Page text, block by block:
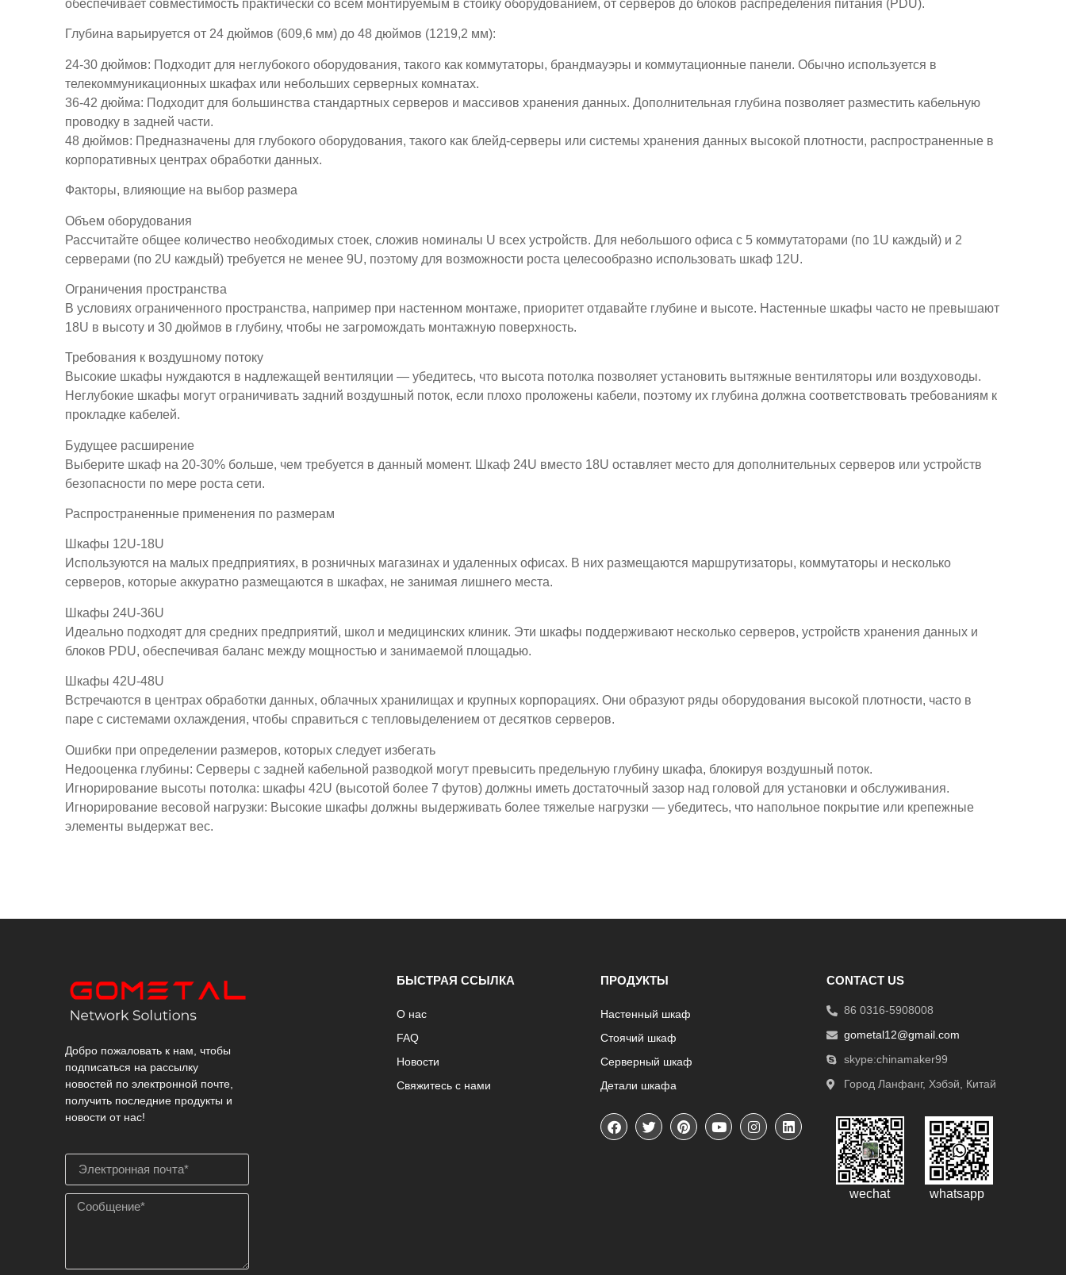
обеспечивает совместимость практически со всем монтируемым в стойку оборудованием, от серверов до блоков распределения питания (PDU).
Глубина варьируется от 24 дюймов (609,6 мм) до 48 дюймов (1219,2 мм):
24-30 дюймов: Подходит для неглубокого оборудования, такого как коммутаторы, брандмауэры и коммутационные панели. Обычно используется в
телекоммуникационных шкафах или небольших серверных комнатах.
36-42 дюйма: Подходит для большинства стандартных серверов и массивов хранения данных. Дополнительная глубина позволяет разместить кабельную
проводку в задней части.
48 дюймов: Предназначены для глубокого оборудования, такого как блейд-серверы или системы хранения данных высокой плотности, распространенные в
корпоративных центрах обработки данных.
Факторы, влияющие на выбор размера
Объем оборудования
Рассчитайте общее количество необходимых стоек, сложив номиналы U всех устройств. Для небольшого офиса с 5 коммутаторами (по 1U каждый) и 2
серверами (по 2U каждый) требуется не менее 9U, поэтому для возможности роста целесообразно использовать шкаф 12U.
Ограничения пространства
В условиях ограниченного пространства, например при настенном монтаже, приоритет отдавайте глубине и высоте. Настенные шкафы часто не превышают
18U в высоту и 30 дюймов в глубину, чтобы не загромождать монтажную поверхность.
Требования к воздушному потоку
Высокие шкафы нуждаются в надлежащей вентиляции — убедитесь, что высота потолка позволяет установить вытяжные вентиляторы или воздуховоды.
Неглубокие шкафы могут ограничивать задний воздушный поток, если плохо проложены кабели, поэтому их глубина должна соответствовать требованиям к
прокладке кабелей.
Будущее расширение
Выберите шкаф на 20-30% больше, чем требуется в данный момент. Шкаф 24U вместо 18U оставляет место для дополнительных серверов или устройств
безопасности по мере роста сети.
Распространенные применения по размерам
Шкафы 12U-18U
Используются на малых предприятиях, в розничных магазинах и удаленных офисах. В них размещаются маршрутизаторы, коммутаторы и несколько
серверов, которые аккуратно размещаются в шкафах, не занимая лишнего места.
Шкафы 24U-36U
Идеально подходят для средних предприятий, школ и медицинских клиник. Эти шкафы поддерживают несколько серверов, устройств хранения данных и
блоков PDU, обеспечивая баланс между мощностью и занимаемой площадью.
Шкафы 42U-48U
Встречаются в центрах обработки данных, облачных хранилищах и крупных корпорациях. Они образуют ряды оборудования высокой плотности, часто в
паре с системами охлаждения, чтобы справиться с тепловыделением от десятков серверов.
Ошибки при определении размеров, которых следует избегать
Недооценка глубины: Серверы с задней кабельной разводкой могут превысить предельную глубину шкафа, блокируя воздушный поток.
Игнорирование высоты потолка: шкафы 42U (высотой более 7 футов) должны иметь достаточный зазор над головой для установки и обслуживания.
Игнорирование весовой нагрузки: Высокие шкафы должны выдерживать более тяжелые нагрузки — убедитесь, что напольное покрытие или крепежные
элементы выдержат вес.
Добро пожаловать к нам, чтобы
подписаться на рассылку
новостей по электронной почте,
получить последние продукты и
новости от нас!
БЫСТРАЯ ССЫЛКА
О нас
FAQ
Новости
Свяжитесь с нами
ПРОДУКТЫ
Настенный шкаф
Стоячий шкаф
Серверный шкаф
Детали шкафа
CONTACT US
86 0316-5908008
gometal12@gmail.com
skype:chinamaker99
Город Ланфанг, Хэбэй, Китай
wechat whatsapp